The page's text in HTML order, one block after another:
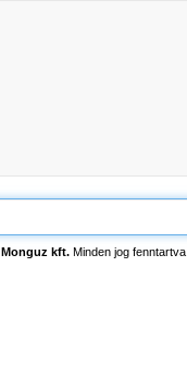
Monguz kft. Minden jog fenntartva.